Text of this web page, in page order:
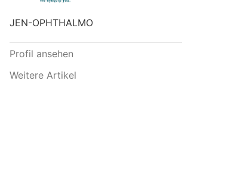
JEN-OPHTHALMO
Profil ansehen
Weitere Artikel